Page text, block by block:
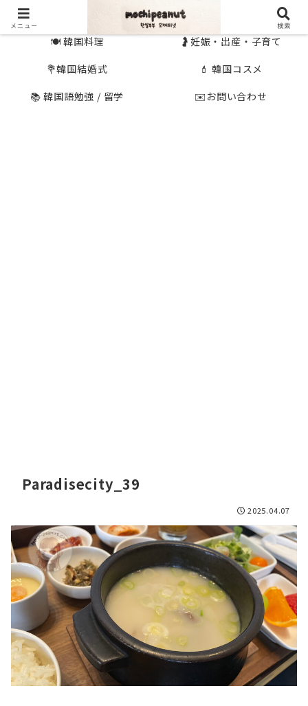
🍽 韓国料理
🤰妊娠・出産・子育て
💐韓国結婚式
💄 韓国コスメ
📚 韓国語勉強 / 留学
✉️お問い合わせ
Paradisecity_39
2025.04.07
メニュー 検索